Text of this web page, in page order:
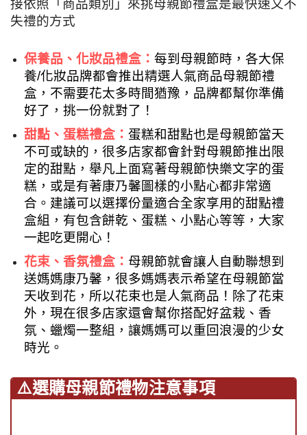
接依照「商品類別」來挑母親節禮盒是最快速又不
失禮的方式
保養品、化妝品禮盒： 每到母親節時，各大保
養/化妝品牌都會推出精選人氣商品母親節禮
盒，不需要花太多時間猶豫，品牌都幫你準備
好了，挑一份就對了！
甜點、蛋糕禮盒： 蛋糕和甜點也是母親節當天
不可或缺的，很多店家都會針對母親節推出限
定的甜點，舉凡上面寫著母親節快樂文字的蛋
糕，或是有著康乃馨圖樣的小點心都非常適
合。建議可以選擇份量適合全家享用的甜點禮
盒組，有包含餅乾、蛋糕、小點心等等，大家
一起吃更開心！
花束、香氛禮盒： 母親節就會讓人自動聯想到
送媽媽康乃馨，很多媽媽表示希望在母親節當
天收到花，所以花束也是人氣商品！除了花束
外，現在很多店家還會幫你搭配好盆栽、香
氛、蠟燭一整組，讓媽媽可以重回浪漫的少女
時光。
⚠️選購母親節禮物注意事項